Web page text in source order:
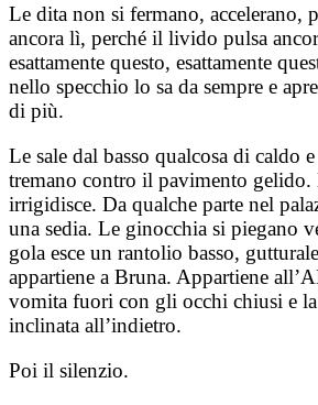
Le dita non si fermano, accelerano,
ancora lì, perché il livido pulsa
esattamente questo, esattamente
nello specchio lo sa da sempre e
di più.
Le sale dal basso qualcosa di caldo
tremano contro il pavimento gelido.
irrigidisce. Da qualche parte nel
una sedia. Le ginocchia si piegano
gola esce un rantolio basso,
appartiene a Bruna. Appartiene
vomita fuori con gli occhi chiusi e la
inclinata all’indietro.
Poi il silenzio.